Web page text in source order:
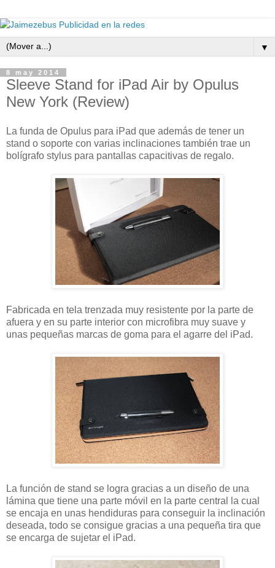
▼
8 may 2014
Sleeve Stand for iPad Air by Opulus
New York (Review)
La funda de Opulus para iPad que además de tener un
stand o soporte con varias inclinaciones también trae un
bolígrafo stylus para pantallas capacitivas de regalo.
Fabricada en tela trenzada muy resistente por la parte de
afuera y en su parte interior con microfibra muy suave y
unas pequeñas marcas de goma para el agarre del iPad.
La función de stand se logra gracias a un diseño de una
lámina que tiene una parte móvil en la parte central la cual
se encaja en unas hendiduras para conseguir la inclinación
deseada, todo se consigue gracias a una pequeña tira que
se encarga de sujetar el iPad.